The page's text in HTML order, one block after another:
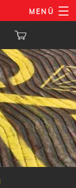
MENÜ